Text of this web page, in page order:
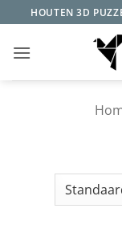
naar
inhoud
HOUTEN 3D